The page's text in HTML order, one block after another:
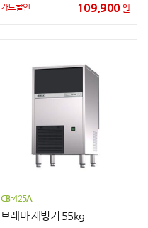
카드할인 109,900원
CB-425A
브레마 제빙기 55kg